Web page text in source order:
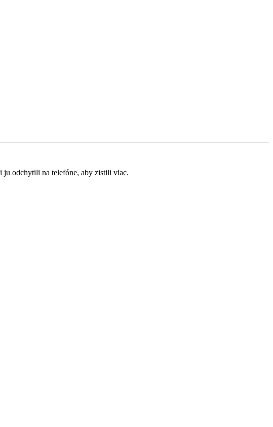
ju odchytili na telefóne, aby zistili viac.